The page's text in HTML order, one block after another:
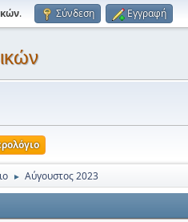
. Σύνδεση Εγγραφή
► Αύγουστος 2023